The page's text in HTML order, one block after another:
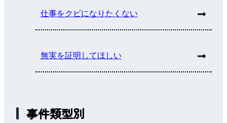
仕事をクビになりたくない
無実を証明してほしい
事件類型別